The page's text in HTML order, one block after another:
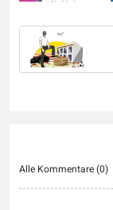
Alle Kommentare (0)